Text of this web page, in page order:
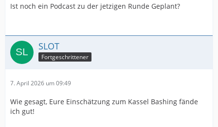
Ist noch ein Podcast zu der jetzigen Runde Geplant?
SLOT
Fortgeschrittener
7. April 2026 um 09:49
Wie gesagt, Eure Einschätzung zum Kassel Bashing fände
ich gut!